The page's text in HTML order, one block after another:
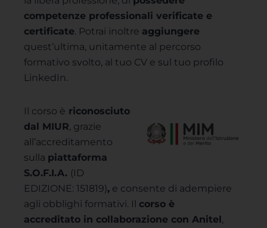
competenze professionali verificate e
certificate. Potrai inoltre aggiungere
quest’ultima, unitamente al percorso
formativo svolto, al tuo CV e sul tuo profilo
LinkedIn.
Il corso è riconosciuto
dal MIUR, grazie
all’accreditamento
sulla piattaforma
S.O.F.I.A. (ID
EDIZIONE: 151819), e consente di adempiere
agli obblighi formativi. Il corso è
accreditato in collaborazione con Anitel,